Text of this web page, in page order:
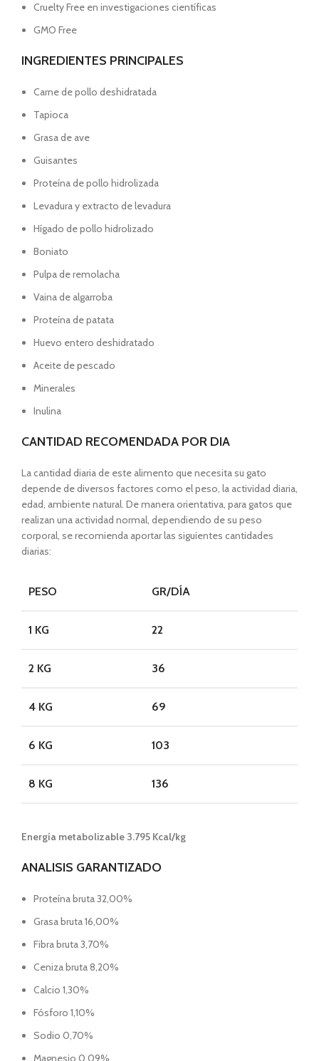
Cruelty Free en investigaciones científicas
GMO Free
INGREDIENTES PRINCIPALES
Carne de pollo deshidratada
Tapioca
Grasa de ave
Guisantes
Proteína de pollo hidrolizada
Levadura y extracto de levadura
Hígado de pollo hidrolizado
Boniato
Pulpa de remolacha
Vaina de algarroba
Proteína de patata
Huevo entero deshidratado
Aceite de pescado
Minerales
Inulina
CANTIDAD RECOMENDADA POR DIA
La cantidad diaria de este alimento que necesita su gato
depende de diversos factores como el peso, la actividad diaria,
edad, ambiente natural. De manera orientativa, para gatos que
realizan una actividad normal, dependiendo de su peso
corporal, se recomienda aportar las siguientes cantidades
diarias:
PESO GR/DÍA
1 KG 22
2 KG 36
4 KG 69
6 KG 103
8 KG 136
Energía metabolizable 3.795 Kcal/kg
ANALISIS GARANTIZADO
Proteína bruta 32,00%
Grasa bruta 16,00%
Fibra bruta 3,70%
Ceniza bruta 8,20%
Calcio 1,30%
Fósforo 1,10%
Sodio 0,70%
Magnesio 0,09%